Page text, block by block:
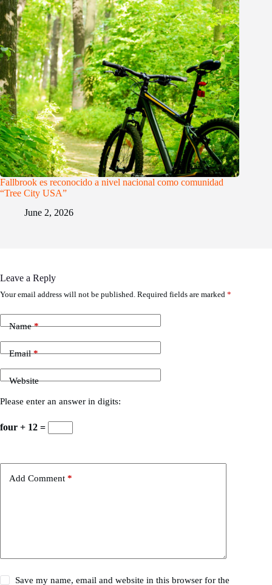
Fallbrook es reconocido a nivel nacional como comunidad
“Tree City USA”
June 2, 2026
Leave a Reply
Your email address will not be published. Required fields are marked *
Name*
Email*
Website
Please enter an answer in digits:
four + 12 =
Add Comment *
Save my name, email and website in this browser for the